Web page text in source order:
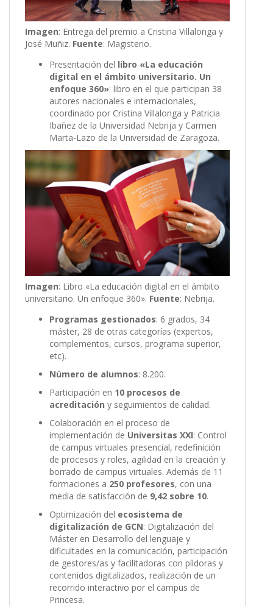
Imagen: Entrega del premio a Cristina Villalonga y
José Muñiz. Fuente: Magisterio.
Presentación del libro «La educación
digital en el ámbito universitario. Un
enfoque 360»: libro en el que participan 38
autores nacionales e internacionales,
coordinado por Cristina Villalonga y Patricia
Ibañez de la Universidad Nebrija y Carmen
Marta-Lazo de la Universidad de Zaragoza.
Imagen: Libro «La educación digital en el ámbito
universitario. Un enfoque 360». Fuente: Nebrija.
Programas gestionados: 6 grados, 34
máster, 28 de otras categorías (expertos,
complementos, cursos, programa superior,
etc).
Número de alumnos: 8.200.
Participación en 10 procesos de
acreditación y seguimientos de calidad.
Colaboración en el proceso de
implementación de Universitas XXI: Control
de campus virtuales presencial, redefinición
de procesos y roles, agilidad en la creación y
borrado de campus virtuales. Además de 11
formaciones a 250 profesores, con una
media de satisfacción de 9,42 sobre 10.
Optimización del ecosistema de
digitalización de GCN: Digitalización del
Máster en Desarrollo del lenguaje y
dificultades en la comunicación, participación
de gestores/as y facilitadoras con píldoras y
contenidos digitalizados, realización de un
recorrido interactivo por el campus de
Princesa.